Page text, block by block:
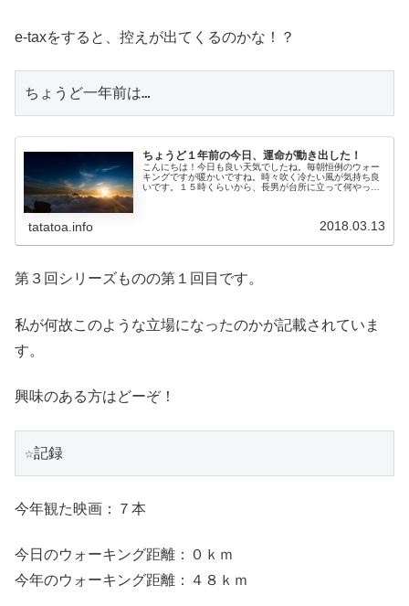
e-taxをすると、控えが出てくるのかな！？
ちょうど一年前は…
ちょうど１年前の今日、運命が動き出した！
こんにちは！今日も良い天気でしたね。毎朝恒例のウォー
キングですが暖かいですね。時々吹く冷たい風が気持ち良
いです。１５時くらいから、長男が台所に立って何やって
tatatoa.info 2018.03.13
第３回シリーズものの第１回目です。
私が何故このような立場になったのかが記載されていま
す。
興味のある方はどーぞ！
☆記録
今年観た映画：７本
今日のウォーキング距離：０ｋｍ
今年のウォーキング距離：４８ｋｍ